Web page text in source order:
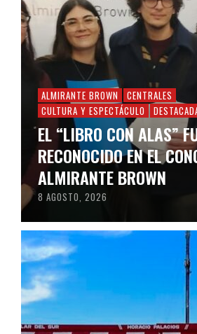
ALMIRANTE BROWN
CENTRALES
CULTURA Y ESPECTÁCULO
EL “LIBRO CON ALAS”
RECONOCIDO EN EL
ALMIRANTE BROWN
8 AGOSTO, 2026